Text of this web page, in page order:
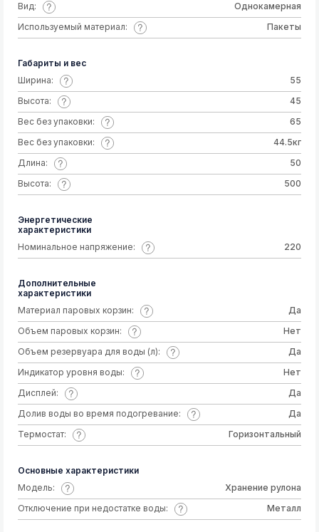
Вид:
Однокамерная
Используемый материал:
Пакеты
Габариты и вес
Ширина:
55
Высота:
45
Вес без упаковки:
65
Вес без упаковки:
44.5кг
Длина:
50
Высота:
500
Энергетические
характеристики
Номинальное напряжение:
220
Дополнительные
характеристики
Материал паровых корзин:
Да
Объем паровых корзин:
Нет
Объем резервуара для воды (л):
Да
Индикатор уровня воды:
Нет
Дисплей:
Да
Долив воды во время подогревание:
Да
Термостат:
Горизонтальный
Основные характеристики
Модель:
Хранение рулона
Отключение при недостатке воды:
Металл